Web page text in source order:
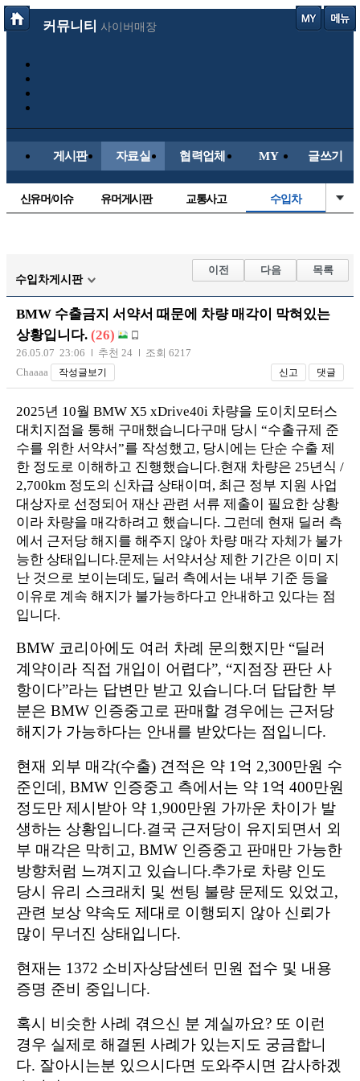
커뮤니티 사이버매장
게시판 자료실 협력업체 MY 글쓰기
신유머/이슈 유머게시판 교통사고 수입차
자유사진 군사/무기
트럭/버스
장착시공사진
수입차게시판
이전 다음 목록
BMW 수출금지 서약서 때문에 차량 매각이 막혀있는
상황입니다. (26)
26.05.07 23:06 추천 24
조회 6217
Chaaaa
작성글보기 신고 댓글
2025년 10월 BMW X5 xDrive40i 차량을 도이치모터스
대치지점을 통해 구매했습니다구매 당시 “수출규제 준
수를 위한 서약서”를 작성했고, 당시에는 단순 수출 제
한 정도로 이해하고 진행했습니다.현재 차량은 25년식 /
2,700km 정도의 신차급 상태이며, 최근 정부 지원 사업
대상자로 선정되어 재산 관련 서류 제출이 필요한 상황
이라 차량을 매각하려고 했습니다. 그런데 현재 딜러 측
에서 근저당 해지를 해주지 않아 차량 매각 자체가 불가
능한 상태입니다.문제는 서약서상 제한 기간은 이미 지
난 것으로 보이는데도, 딜러 측에서는 내부 기준 등을
이유로 계속 해지가 불가능하다고 안내하고 있다는 점
입니다.
BMW 코리아에도 여러 차례 문의했지만 “딜러
계약이라 직접 개입이 어렵다”, “지점장 판단 사
항이다”라는 답변만 받고 있습니다.더 답답한 부
분은 BMW 인증중고로 판매할 경우에는 근저당
해지가 가능하다는 안내를 받았다는 점입니다.
현재 외부 매각(수출) 견적은 약 1억 2,300만원 수
준인데, BMW 인증중고 측에서는 약 1억 400만원
정도만 제시받아 약 1,900만원 가까운 차이가 발
생하는 상황입니다.결국 근저당이 유지되면서 외
부 매각은 막히고, BMW 인증중고 판매만 가능한
방향처럼 느껴지고 있습니다.추가로 차량 인도
당시 유리 스크래치 및 썬팅 불량 문제도 있었고,
관련 보상 약속도 제대로 이행되지 않아 신뢰가
많이 무너진 상태입니다.
현재는 1372 소비자상담센터 민원 접수 및 내용
증명 준비 중입니다.
혹시 비슷한 사례 겪으신 분 계실까요? 또 이런
경우 실제로 해결된 사례가 있는지도 궁금합니
다. 잘아시는분 있으시다면 도와주시면 감사하겠